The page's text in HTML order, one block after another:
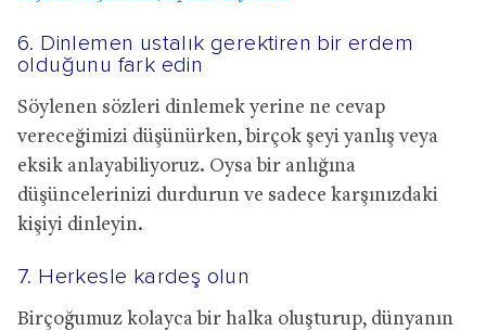
6. Dinlemen ustalık gerektiren bir erdem
olduğunu fark edin
Söylenen sözleri dinlemek yerine ne cevap
vereceğimizi düşünürken, birçok şeyi yanlış veya
eksik anlayabiliyoruz. Oysa bir anlığına
düşüncelerinizi durdurun ve sadece karşınızdaki
kişiyi dinleyin.
7. Herkesle kardeş olun
Birçoğumuz kolayca bir halka oluşturup, dünyanın